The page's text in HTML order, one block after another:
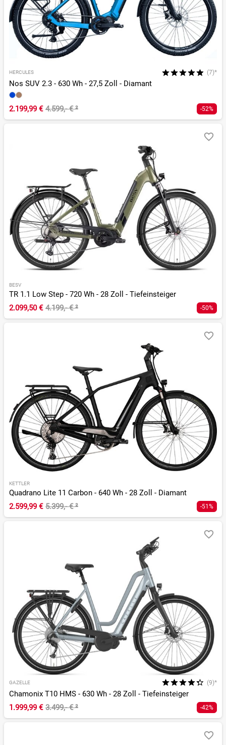
HERCULES (7)*
Nos SUV 2.3 - 630 Wh - 27,5 Zoll - Diamant
2.199,99 € 4.599,- €² -52%
BESV
TR 1.1 Low Step - 720 Wh - 28 Zoll - Tiefeinsteiger
2.099,50 € 4.199,- €² -50%
KETTLER
Quadrano Lite 11 Carbon - 640 Wh - 28 Zoll - Diamant
2.599,99 € 5.399,- €² -51%
GAZELLE (9)*
Chamonix T10 HMS - 630 Wh - 28 Zoll - Tiefeinsteiger
1.999,99 € 3.499,- €² -42%